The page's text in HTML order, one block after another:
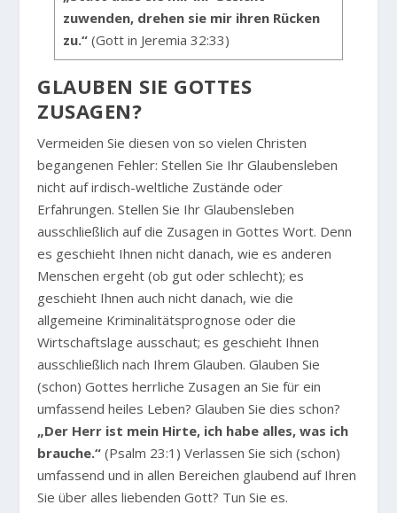
zuwenden, drehen sie mir ihren Rücken
zu.“ (Gott in Jeremia 32:33)
GLAUBEN SIE GOTTES
ZUSAGEN?
Vermeiden Sie diesen von so vielen Christen
begangenen Fehler: Stellen Sie Ihr Glaubensleben
nicht auf irdisch-weltliche Zustände oder
Erfahrungen. Stellen Sie Ihr Glaubensleben
ausschließlich auf die Zusagen in Gottes Wort. Denn
es geschieht Ihnen nicht danach, wie es anderen
Menschen ergeht (ob gut oder schlecht); es
geschieht Ihnen auch nicht danach, wie die
allgemeine Kriminalitätsprognose oder die
Wirtschaftslage ausschaut; es geschieht Ihnen
ausschließlich nach Ihrem Glauben. Glauben Sie
(schon) Gottes herrliche Zusagen an Sie für ein
umfassend heiles Leben? Glauben Sie dies schon?
„Der Herr ist mein Hirte, ich habe alles, was ich
brauche.“ (Psalm 23:1) Verlassen Sie sich (schon)
umfassend und in allen Bereichen glaubend auf Ihren
Sie über alles liebenden Gott? Tun Sie es.